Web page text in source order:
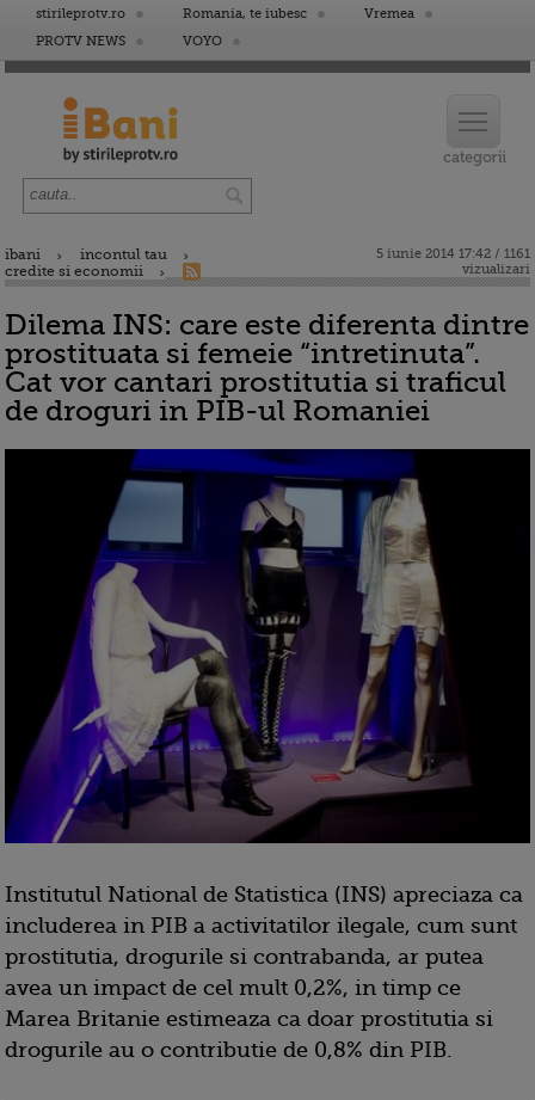
stirileprotv.ro Romania, te iubesc
Vremea
PROTV NEWS
VOYO
ibani
incontul tau
credite si economii
5 iunie 2014 17:42 / 1161
vizualizari
Dilema INS: care este diferenta dintre
prostituata si femeie “intretinuta”.
Cat vor cantari prostitutia si traficul
de droguri in PIB-ul Romaniei
Institutul National de Statistica (INS) apreciaza ca
includerea in PIB a activitatilor ilegale, cum sunt
prostitutia, drogurile si contrabanda, ar putea
avea un impact de cel mult 0,2%, in timp ce
Marea Britanie estimeaza ca doar prostitutia si
drogurile au o contributie de 0,8% din PIB.